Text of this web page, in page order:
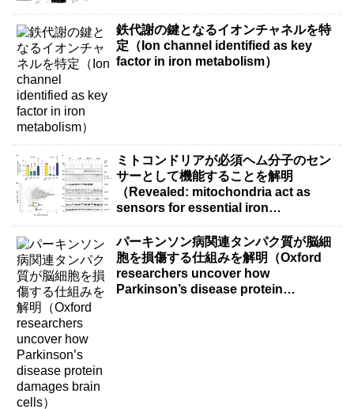
鉄代謝の鍵となるイオンチャネルを特
定（Ion channel identified as key
factor in iron metabolism）
ミトコンドリアが必須ヘム分子のセン
サーとして機能することを解明
（Revealed: mitochondria act as
sensors for essential iron
パーキンソン病関連タンパク質が脳細
胞を損傷する仕組みを解明（Oxford
researchers uncover how
Parkinson’s disease protein